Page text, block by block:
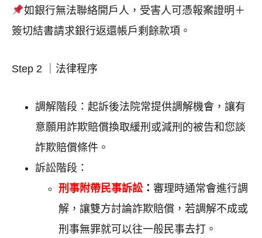
如銀行無法聯絡開戶人，受害人可憑報案證明＋
簽切結書請求銀行返還帳戶剩餘款項。
Step 2 ｜法律程序
調解階段：起訴後法院常提供調解機會，讓有
意願用詐欺賠償換取緩刑或減刑的被告和您談
詐欺賠償條件。
訴訟階段：
刑事附帶民事訴訟： 審理時通常會進行調
解，讓雙方討論詐欺賠償，若調解不成或
刑事無罪就可以往一般民事去打。